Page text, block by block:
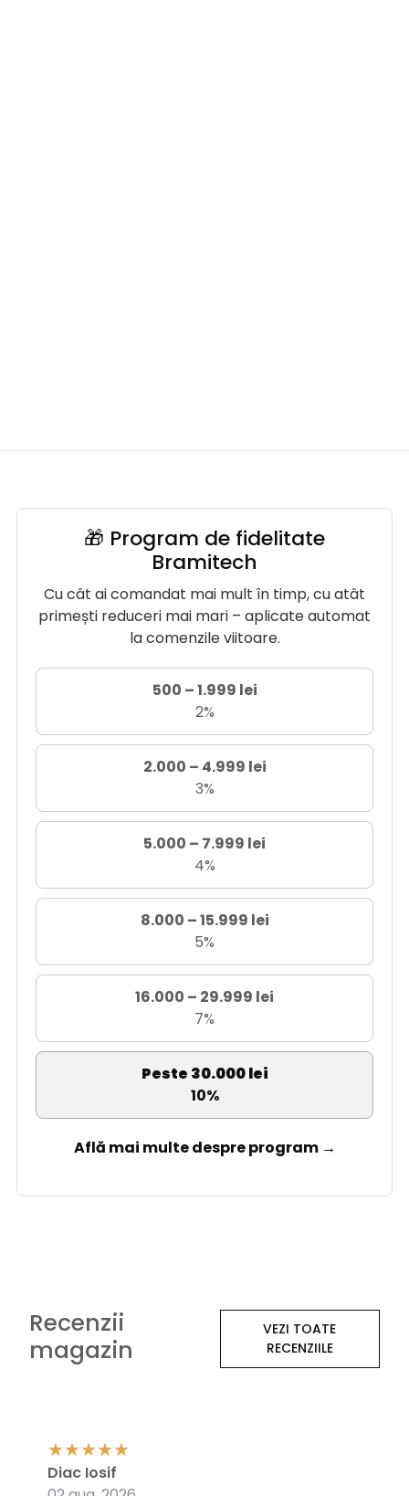
🎁 Program de fidelitate
Bramitech
Cu cât ai comandat mai mult în timp, cu atât
primești reduceri mai mari – aplicate automat
la comenzile viitoare.
500 – 1.999 lei
2%
2.000 – 4.999 lei
3%
5.000 – 7.999 lei
4%
8.000 – 15.999 lei
5%
16.000 – 29.999 lei
7%
Peste 30.000 lei
10%
Află mai multe despre program →
Recenzii
magazin
VEZI TOATE
RECENZIILE
Diac Iosif